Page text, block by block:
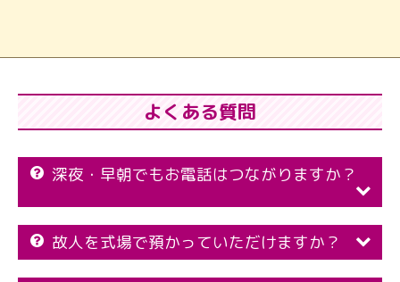
よくある質問
深夜・早朝でもお電話はつながりますか？
故人を式場で預かっていただけますか？